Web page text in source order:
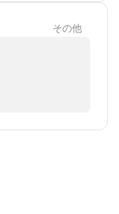
その他